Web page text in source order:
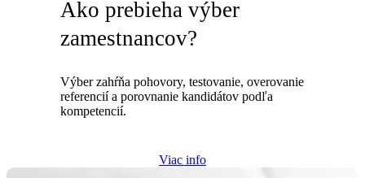
Ako prebieha výber
zamestnancov?
Výber zahŕňa pohovory, testovanie, overovanie
referencií a porovnanie kandidátov podľa
kompetencií.
Viac info